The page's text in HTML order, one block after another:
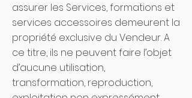
assurer les Services, formations et
services accessoires demeurent la
propriété exclusive du Vendeur. A
ce titre, ils ne peuvent faire l’objet
d’aucune utilisation,
transformation, reproduction,